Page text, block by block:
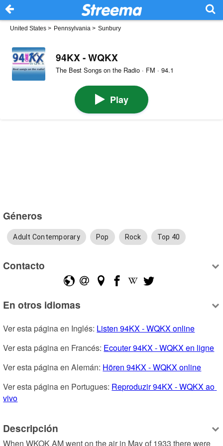
United States > Pennsylvania > Sunbury
94KX - WQKX
The Best Songs on the Radio · FM · 94.1
Play
Géneros
Adult Contemporary Pop Rock Top 40
Contacto
En otros idiomas
Ver esta página en Inglés: Listen 94KX - WQKX online
Ver esta página en Francés: Ecouter 94KX - WQKX en ligne
Ver esta página en Alemán: Hören 94KX - WQKX online
Ver esta página en Portugues: Reproduzir 94KX - WQKX ao
vivo
Descripción
When WKOK AM went on the air in May of 1933 there were